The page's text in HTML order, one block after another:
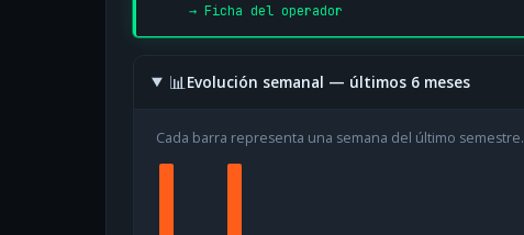
→ Ficha del operador
📊Evolución semanal — últimos 6 meses
Cada barra representa una semana del último semestre.